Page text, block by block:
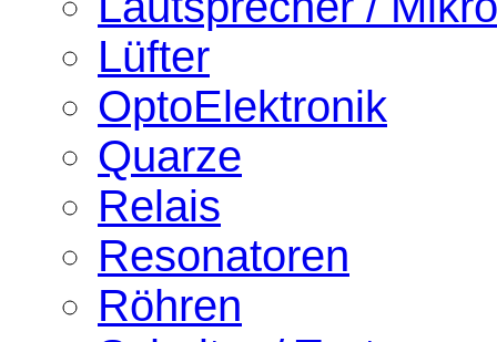
Lüfter
OptoElektronik
Quarze
Relais
Resonatoren
Röhren